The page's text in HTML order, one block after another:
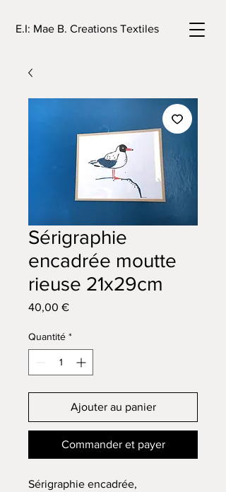
E.I: Mae B. Creations Textiles
Sérigraphie
encadrée moutte
rieuse 21x29cm
40,00 €Prix
Quantité *
Ajouter au panier
Commander et payer
Sérigraphie encadrée,